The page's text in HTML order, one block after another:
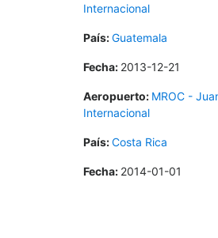
Internacional
País:Guatemala
Fecha: 2013-12-21
Aeropuerto: MROC -
Internacional
País:Costa Rica
Fecha: 2014-01-01